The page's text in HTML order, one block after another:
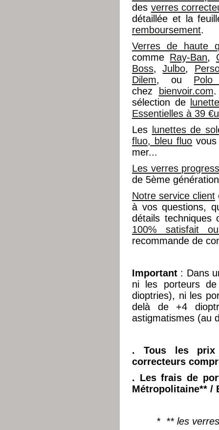
des verres
détaillée et la
remboursement.
Verres de haute
comme Ray-Ban,
Boss,Julbo,
Dilem, ou
chez bienvoir.com
sélection de
Essentielles à 39
Les lunettes de
fluo, bleu fluo
mer...
Les verres
de 5ème
Notre service client
à vos questions,
détails
100% satisfait
recommande de
Important : Dans
ni les porteurs
dioptries), ni les
delà de +4
astigmatismes (au
. Tous les prix
correcteurs
. Les frais de
Métropolitaine** /
* ** les